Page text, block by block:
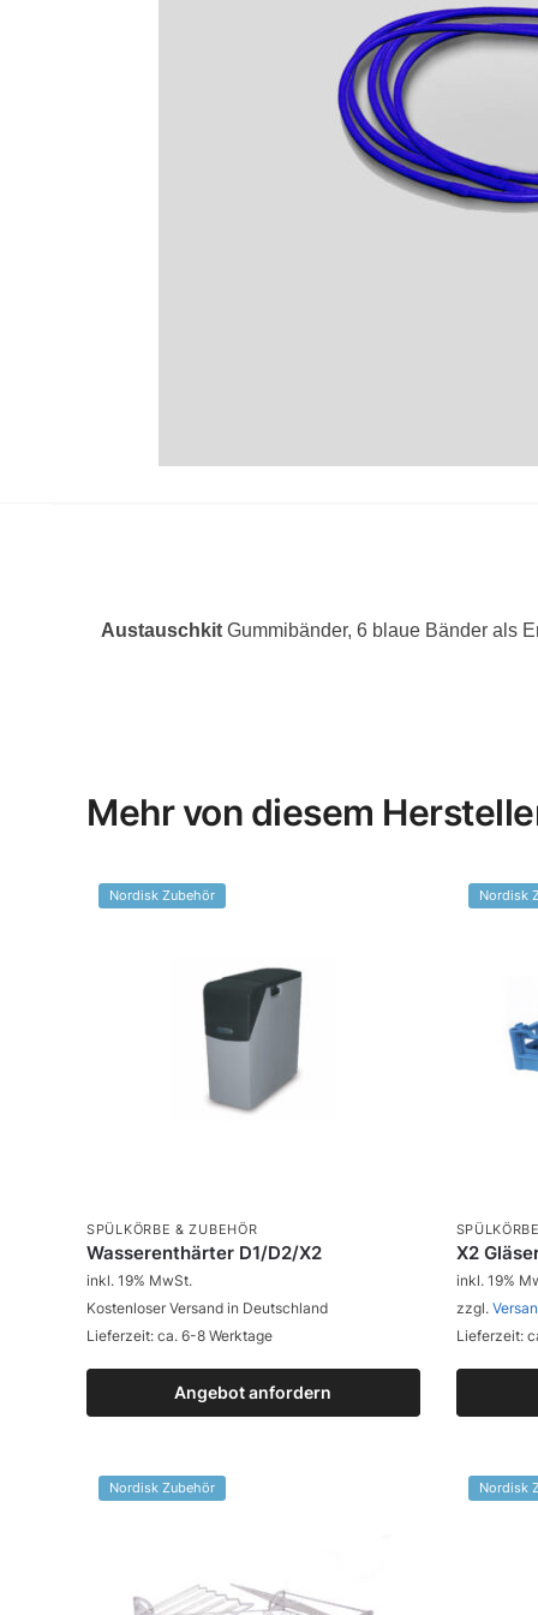
AustauschkitGummibänder, 6 blaue Bänder als
Mehr von diesem
Nordisk Zubehör
SPÜLKÖRBE & ZUBEHÖR
Wasserenthärter D1/D2/X2
Zum Produkt
Angebot anfordern
inkl. 19% MwSt.
Kostenloser Versand in Deutschland
Lieferzeit: ca. 6-8 Werktage
Nordisk
X2
inkl. 19%
zzgl.
Lieferzeit:
Nordisk Zubehör Nordisk